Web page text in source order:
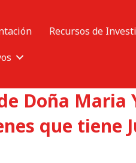
Recursos de
Doña Maria
que tiene